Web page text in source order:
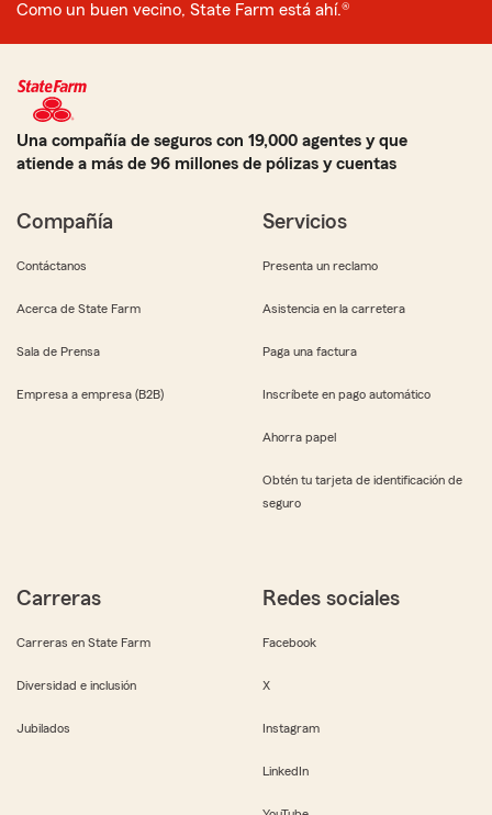
Como un buen vecino, State Farm está ahí.®
Una compañía de seguros con 19,000 agentes y que
atiende a más de 96 millones de pólizas y cuentas
Compañía
Contáctanos
Acerca de State Farm
Sala de Prensa
Empresa a empresa (B2B)
Servicios
Presenta un reclamo
Asistencia en la carretera
Paga una factura
Inscríbete en pago automático
Ahorra papel
Obtén tu tarjeta de identificación de
seguro
Carreras
Carreras en State Farm
Diversidad e inclusión
Jubilados
Redes sociales
Facebook
X
Instagram
LinkedIn